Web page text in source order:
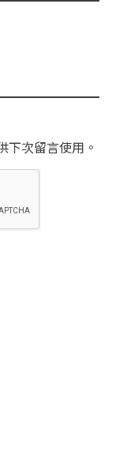
下次留言使用。